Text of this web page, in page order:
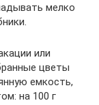
мелко
или
цветы
емкость,
на 100 г